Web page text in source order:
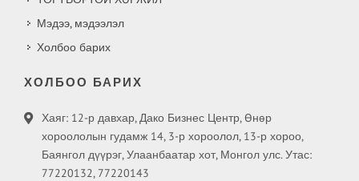
Мэдээ, мэдээлэл
Холбоо барих
ХОЛБОО БАРИХ
Хаяг: 12-р давхар, Дако Бизнес Центр, Өнөр
хороололын гудамж 14, 3-р хороолол, 13-р хороо,
Баянгол дүүрэг, Улаанбаатар хот, Монгол улс. Утас:
77220132, 77220143